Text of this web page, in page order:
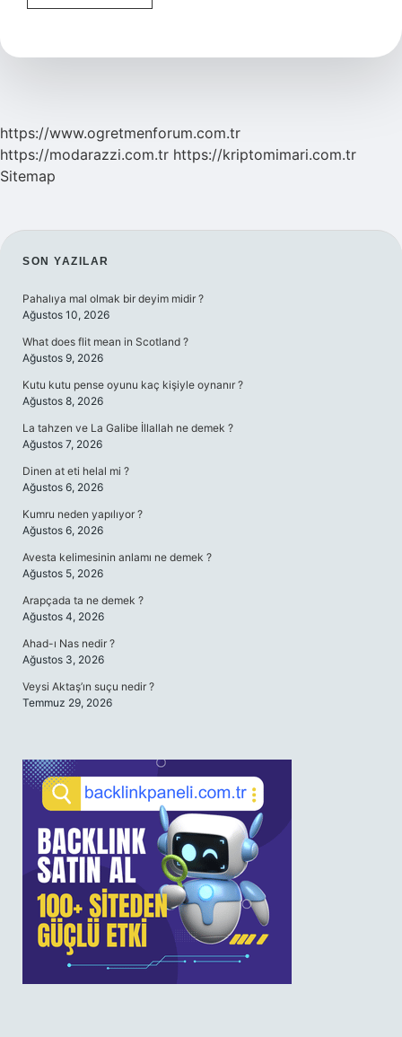
Çiçeği
Mi
https://www.ogretmenforum.com.tr
https://modarazzi.com.tr https://kriptomimari.com.tr
Sitemap
SIDEBAR
SON YAZILAR
Pahalıya mal olmak bir deyim midir ?
Ağustos 10, 2026
What does flit mean in Scotland ?
Ağustos 9, 2026
Kutu kutu pense oyunu kaç kişiyle oynanır ?
Ağustos 8, 2026
La tahzen ve La Galibe İllallah ne demek ?
Ağustos 7, 2026
Dinen at eti helal mi ?
Ağustos 6, 2026
Kumru neden yapılıyor ?
Ağustos 6, 2026
Avesta kelimesinin anlamı ne demek ?
Ağustos 5, 2026
Arapçada ta ne demek ?
Ağustos 4, 2026
Ahad-ı Nas nedir ?
Ağustos 3, 2026
Veysi Aktaş’ın suçu nedir ?
Temmuz 29, 2026